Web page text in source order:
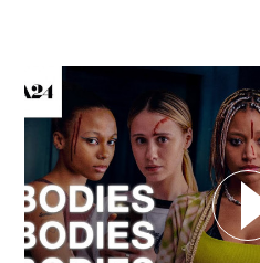
WYBIERZ SWOJĄ PLAYLISTĘ